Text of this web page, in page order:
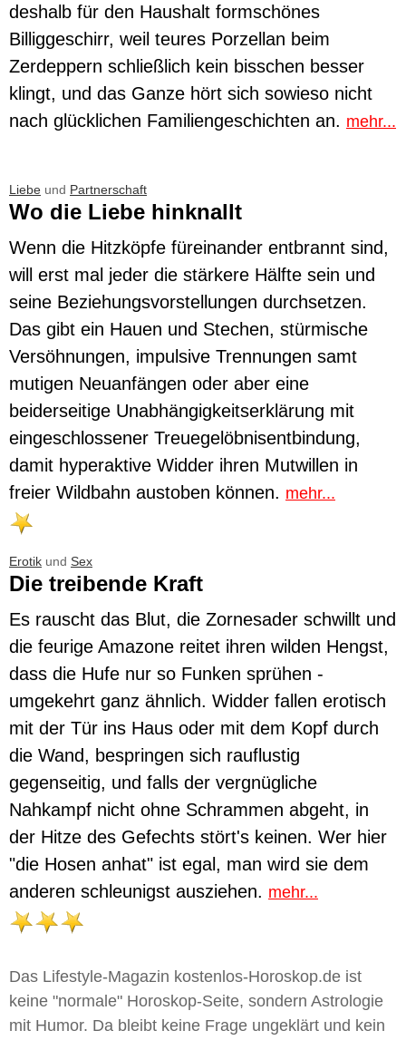
deshalb für den Haushalt formschönes
Billiggeschirr, weil teures Porzellan beim
Zerdeppern schließlich kein bisschen besser
klingt, und das Ganze hört sich sowieso nicht
nach glücklichen Familiengeschichten an. mehr...
Liebe und Partnerschaft
Wo die Liebe hinknallt
Wenn die Hitzköpfe füreinander entbrannt sind,
will erst mal jeder die stärkere Hälfte sein und
seine Beziehungsvorstellungen durchsetzen.
Das gibt ein Hauen und Stechen, stürmische
Versöhnungen, impulsive Trennungen samt
mutigen Neuanfängen oder aber eine
beiderseitige Unabhängigkeitserklärung mit
eingeschlossener Treuegelöbnisentbindung,
damit hyperaktive Widder ihren Mutwillen in
freier Wildbahn austoben können. mehr...
Erotik und Sex
Die treibende Kraft
Es rauscht das Blut, die Zornesader schwillt und
die feurige Amazone reitet ihren wilden Hengst,
dass die Hufe nur so Funken sprühen -
umgekehrt ganz ähnlich. Widder fallen erotisch
mit der Tür ins Haus oder mit dem Kopf durch
die Wand, bespringen sich rauflustig
gegenseitig, und falls der vergnügliche
Nahkampf nicht ohne Schrammen abgeht, in
der Hitze des Gefechts stört's keinen. Wer hier
"die Hosen anhat" ist egal, man wird sie dem
anderen schleunigst ausziehen. mehr...
Das Lifestyle-Magazin kostenlos-Horoskop.de ist
keine "normale" Horoskop-Seite, sondern Astrologie
mit Humor. Da bleibt keine Frage ungeklärt und kein